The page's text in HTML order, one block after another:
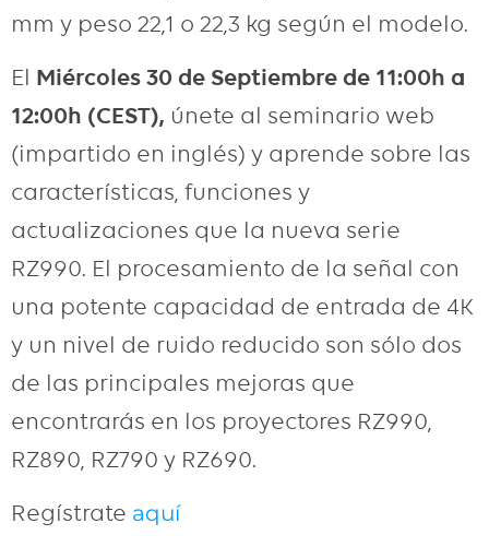
mm y peso 22,1 o 22,3 kg según el modelo.
El Miércoles 30 de Septiembre de 11:00h a
12:00h (CEST), únete al seminario web
(impartido en inglés) y aprende sobre las
características, funciones y
actualizaciones que la nueva serie
RZ990. El procesamiento de la señal con
una potente capacidad de entrada de 4K
y un nivel de ruido reducido son sólo dos
de las principales mejoras que
encontrarás en los proyectores RZ990,
RZ890, RZ790 y RZ690.
Regístrate aquí